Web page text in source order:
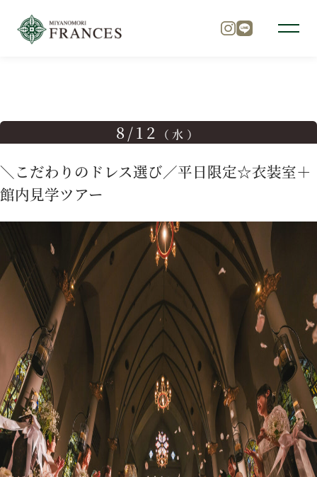
チャペル
料理
ドレス
プラン
施設紹介
フォトガイドツアー
8/12 （水）
＼こだわりのドレス選び／平日限定☆衣装室＋
館内見学ツアー